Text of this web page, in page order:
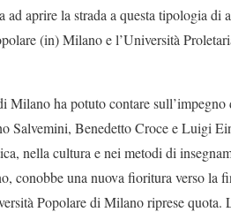
aprire la strada a questa tipologia di
(in) Milano e l’Università
Milano ha potuto contare
Salvemini, Benedetto Croce e Luigi
nella cultura e nei metodi di
conobbe una nuova fioritura verso la
Popolare di Milano riprese quota.